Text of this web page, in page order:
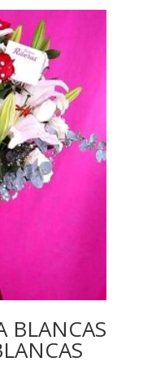
BLANCAS